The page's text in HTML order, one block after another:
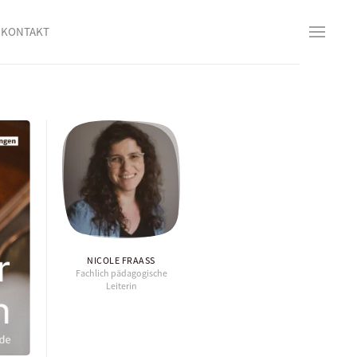
KONTAKT
NICOLE FRAASS
Fachlich pädagogische
Leiterin